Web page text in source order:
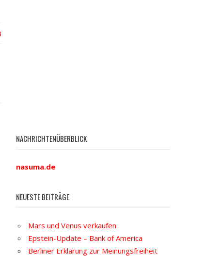
NACHRICHTENÜBERBLICK
nasuma.de
NEUESTE BEITRÄGE
Mars und Venus verkaufen
Epstein-Update – Bank of America
Berliner Erklärung zur Meinungsfreiheit